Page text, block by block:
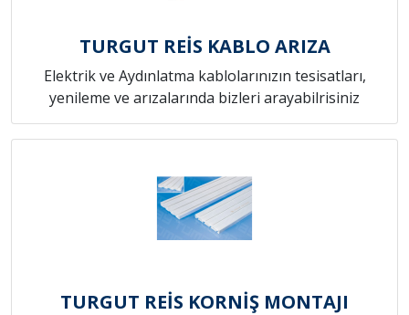
TURGUT REİS KABLO ARIZA
Elektrik ve Aydınlatma kablolarınızın tesisatları,
yenileme ve arızalarında bizleri arayabilrisiniz
TURGUT REİS KORNİŞ MONTAJI